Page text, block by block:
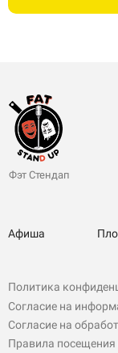
Фэт Стендап
Афиша
Политика
Согласие на
Согласие на
Правила посещения